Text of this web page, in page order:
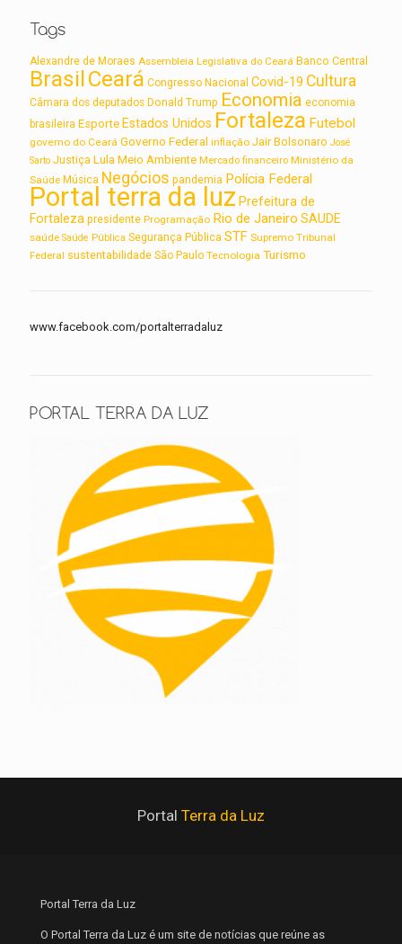
Tags
Alexandre de Moraes Assembleia Legislativa do Ceará Banco Central
BrasilCeará Congresso Nacional Covid-19 Cultura
Câmara dos deputados Donald Trump Economia economia
brasileira Esporte Estados Unidos Fortaleza Futebol
governo do Ceará Governo Federal inflação Jair Bolsonaro José
Sarto Justiça Lula Meio Ambiente Mercado financeiro Ministério da
Saúde Música Negócios pandemia Polícia Federal
Portal terra da luz Prefeitura de
Fortaleza presidente Programação Rio de Janeiro SAUDE
saúde Saúde Pública Segurança Pública STF Supremo Tribunal
Federal sustentabilidade São Paulo Tecnologia Turismo
www.facebook.com/portalterradaluz
PORTAL TERRA DA LUZ
Portal Terra da Luz
Portal Terra da Luz
O Portal Terra da Luz é um site de notícias que reúne as